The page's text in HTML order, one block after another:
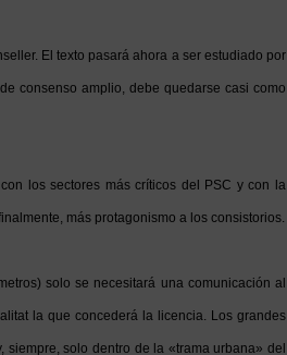
El texto pasará ahora a ser estudiado por
consenso amplio, debe quedarse casi como
los sectores más críticos del PSC y con la
más protagonismo a los consistorios.
solo se necesitará una comunicación al
la que concederá la licencia. Los grandes
solo dentro de la «trama urbana» del